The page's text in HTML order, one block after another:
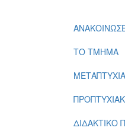
ΤΟ ΤΜΗΜΑ
ΔΙΔΑΚΤΙΚΟ